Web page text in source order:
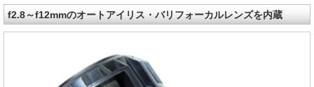
f2.8～f12mmのオートアイリス・バリフォーカルレンズを内蔵